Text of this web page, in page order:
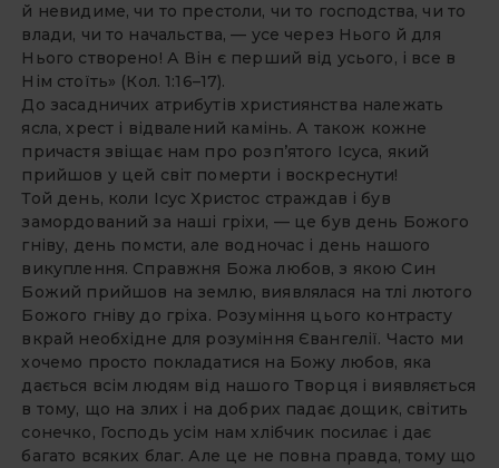
й невидиме, чи то престоли, чи то господства, чи то
влади, чи то начальства, — усе через Нього й для
Нього створено! А Він є перший від усього, і все в
Нім стоїть» (Кол. 1:16–17).
До засадничих атрибутів християнства належать
ясла, хрест і відвалений камінь. А також кожне
причастя звіщає нам про розп’ятого Ісуса, який
прийшов у цей світ померти і воскреснути!
Той день, коли Ісус Христос страждав і був
замордований за наші гріхи, — це був день Божого
гніву, день помсти, але водночас і день нашого
викуплення. Справжня Божа любов, з якою Син
Божий прийшов на землю, виявлялася на тлі лютого
Божого гніву до гріха. Розуміння цього контрасту
вкрай необхідне для розуміння Євангелії. Часто ми
хочемо просто покладатися на Божу любов, яка
дається всім людям від нашого Творця і виявляється
в тому, що на злих і на добрих падає дощик, світить
сонечко, Господь усім нам хлібчик посилає і дає
багато всяких благ. Але це не повна правда, тому що